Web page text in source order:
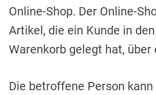
Online-Shop. Der Online-
Artikel, die ein Kunde in
Warenkorb gelegt hat, über
Die betroffene Person